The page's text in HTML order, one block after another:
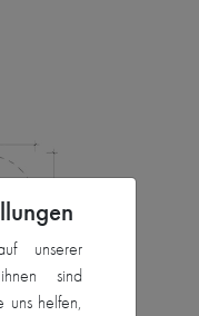
unserer
sind
uns helfen,